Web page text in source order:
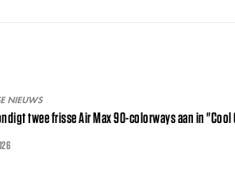
NIEUWS
twee frisse Air Max 90-colorways aan in